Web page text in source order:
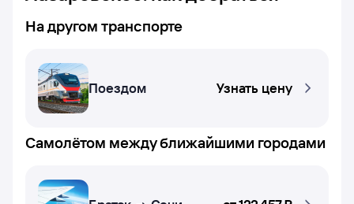
На другом транспорте
Поездом Узнать цену
Самолётом между ближайшими городами